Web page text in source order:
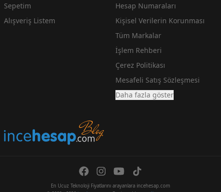
Sepetim
Alışveriş Listem
Hesap Numaraları
Kişisel Verilerin Korunması
Tüm Markalar
İşlem Rehberi
Çerez Politikası
Mesafeli Satış Sözleşmesi
Daha fazla göster
En Ucuz Teknoloji Fiyatlarını arayanlara incehesap.com